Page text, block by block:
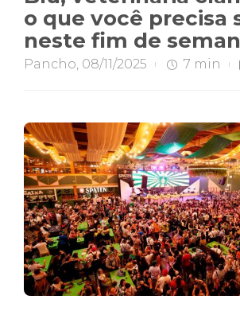
o que você precisa
neste fim de
Pancho, 08/11/2025 7 min